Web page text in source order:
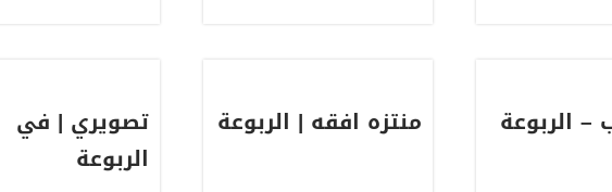
– الربوعة منتزه افقه | الربوعة
تصويري | في
الربوعة